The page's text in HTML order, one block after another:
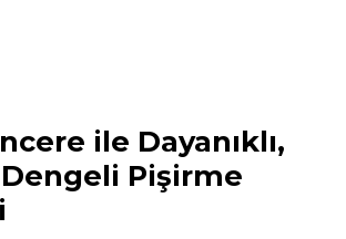
ile Dayanıklı,
Pişirme